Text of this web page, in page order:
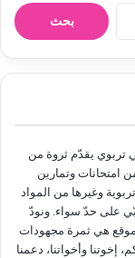
ن
تربوي يقدّم ثروة من
من امتحانات وتمارين
وغيرها من المواد
على حدّ سواء. ونودّ
هي ثمرة مجهودات
إخوتنا وأخواتنا، دعمنا